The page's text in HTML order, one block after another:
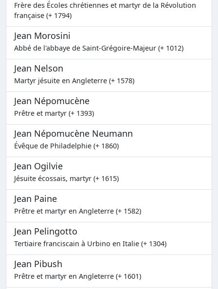
Frère des Écoles chrétiennes et martyr de la Révolution
française (+ 1794)
Jean Morosini
Abbé de l'abbaye de Saint-Grégoire-Majeur (+ 1012)
Jean Nelson
Martyr jésuite en Angleterre (+ 1578)
Jean Népomucène
Prêtre et martyr (+ 1393)
Jean Népomucène Neumann
Évêque de Philadelphie (+ 1860)
Jean Ogilvie
Jésuite écossais, martyr (+ 1615)
Jean Paine
Prêtre et martyr en Angleterre (+ 1582)
Jean Pelingotto
Tertiaire franciscain à Urbino en Italie (+ 1304)
Jean Pibush
Prêtre et martyr en Angleterre (+ 1601)